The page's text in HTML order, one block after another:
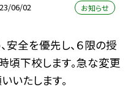
06/02 お知らせ
安全を優先し、６限の授
頃下校します。急な変更
いたします。